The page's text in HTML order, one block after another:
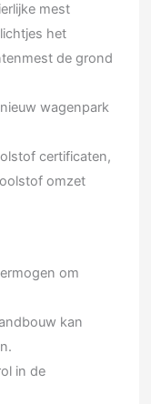
mest
het
de grond
wagenpark
certificaten,
omzet
om
kan
in de